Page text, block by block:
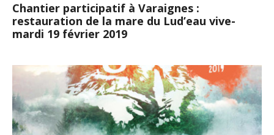
Chantier participatif à Varaignes :
restauration de la mare du Lud’eau vive-
mardi 19 février 2019